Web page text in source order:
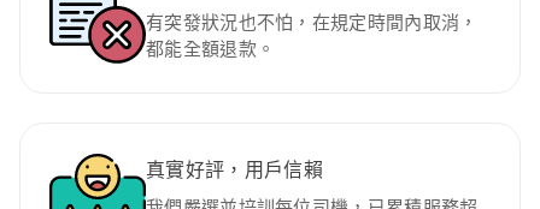
有突發狀況也不怕，在規定時間內取消，
都能全額退款。
真實好評，用戶信賴